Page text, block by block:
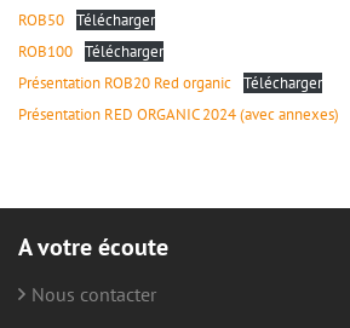
ROB50 Télécharger
ROB100 Télécharger
Présentation ROB20 Red organic Télécharger
Présentation RED ORGANIC 2024 (avec annexes)
A votre écoute
Nous contacter